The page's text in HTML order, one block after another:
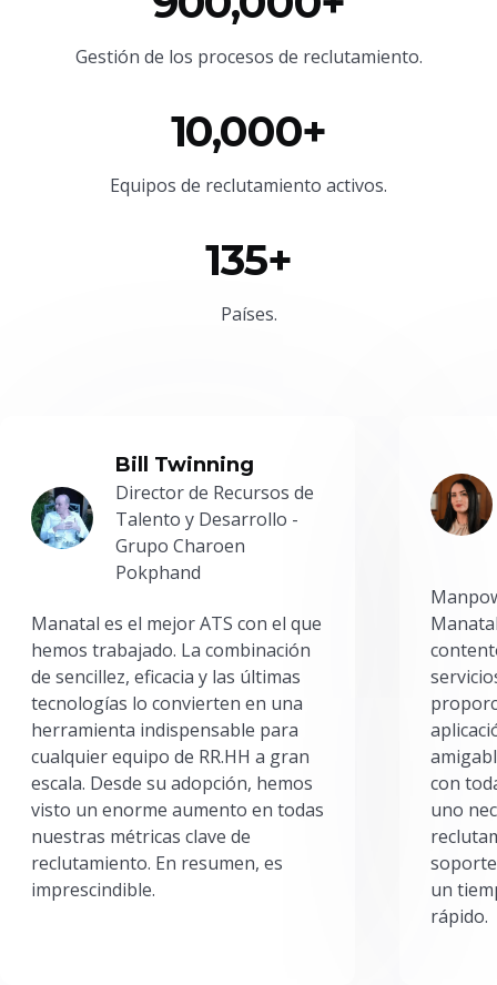
Gestión de los procesos de reclutamiento.
10,000+
Equipos de reclutamiento activos.
135+
Países.
Bill Twinning
Director de Recursos de
Talento y Desarrollo -
Grupo Charoen
Pokphand
Manatal es el mejor ATS con el que
hemos trabajado. La combinación
de sencillez, eficacia y las últimas
tecnologías lo convierten en una
herramienta indispensable para
cualquier equipo de RR.HH a gran
escala. Desde su adopción, hemos
visto un enorme aumento en todas
nuestras métricas clave de
reclutamiento. En resumen, es
imprescindible.
con
uno
un
rápido.